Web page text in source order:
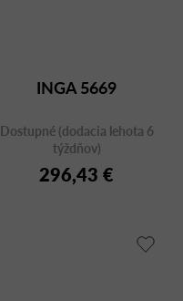
INGA 5669
Dostupné (dodacia lehota 6
týždňov)
296,43 €